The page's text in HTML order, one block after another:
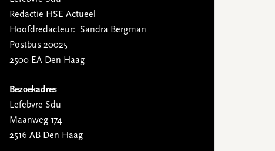
Redactie HSE Actueel
Hoofdredacteur: Sandra Bergman
Postbus 20025
2500 EA Den Haag
Bezoekadres
Lefebvre Sdu
Maanweg 174
2516 AB Den Haag